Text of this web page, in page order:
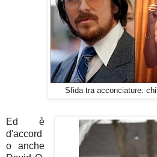
Sfida tra acconciature:
Ed è
d'accord
o anche